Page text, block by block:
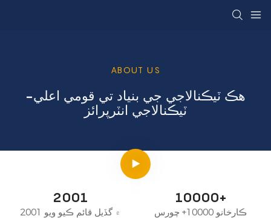
ABOUT US
هڪ ٽيڪنالاجي جي بنياد تي قومي اعلي-
ٽيڪنالاجي انٽرپرائز
2001
۾ گڏيل قائم ڪيو ويو 2001
10000+
ڪارخانو 10000+ چورس